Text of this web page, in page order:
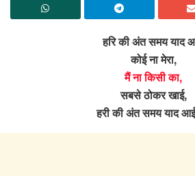
हरि की अंत समय याद
कोई ना मेरा,
मैं ना किसी का,
सबसे ठोकर खाई,
हरी की अंत समय याद